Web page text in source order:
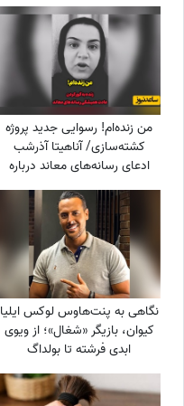
من زنده‌ام! رسوایی جدید پروژه‌
کشته‌سازی/ آناهیتا آذرشب
ادعای رسانه‌های معاند درباره
کشته‌شدنش را تکذیب کرد
نگاهی به پنت‌هاوس لوکس ایلیا
کیوان، بازیگر «شغال»؛ از ویوی
ابدی فرشته تا بولداگ
دوست‌داشتنی و دکوراسیون
چشم‌نواز